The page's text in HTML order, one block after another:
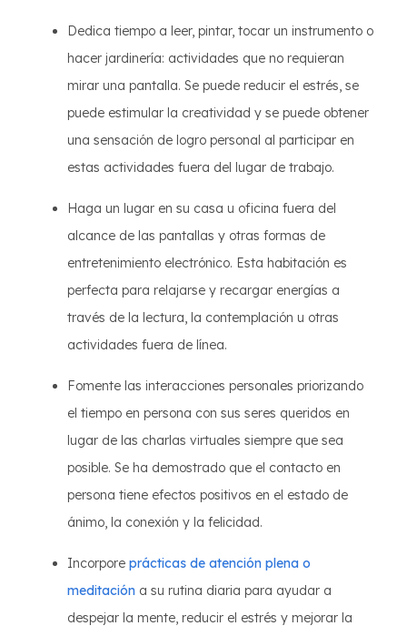
Dedica tiempo a leer, pintar, tocar un instrumento o
hacer jardinería: actividades que no requieran
mirar una pantalla. Se puede reducir el estrés, se
puede estimular la creatividad y se puede obtener
una sensación de logro personal al participar en
estas actividades fuera del lugar de trabajo.
Haga un lugar en su casa u oficina fuera del
alcance de las pantallas y otras formas de
entretenimiento electrónico. Esta habitación es
perfecta para relajarse y recargar energías a
través de la lectura, la contemplación u otras
actividades fuera de línea.
Fomente las interacciones personales priorizando
el tiempo en persona con sus seres queridos en
lugar de las charlas virtuales siempre que sea
posible. Se ha demostrado que el contacto en
persona tiene efectos positivos en el estado de
ánimo, la conexión y la felicidad.
Incorpore prácticas de atención plena o
meditación a su rutina diaria para ayudar a
despejar la mente, reducir el estrés y mejorar la